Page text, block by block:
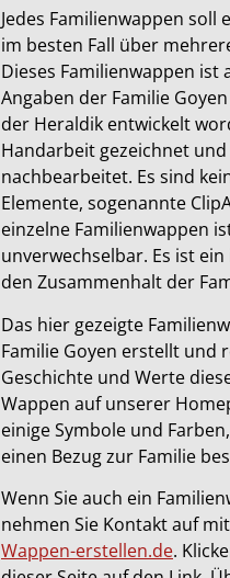
Jedes Familienwappen soll
im besten Fall über
Dieses Familienwappen
Angaben der Familie
der Heraldik entwickelt
Handarbeit gezeichnet
nachbearbeitet. Es sind
Elemente, sogenannte
einzelne Familienwappen
unverwechselbar. Es ist
den Zusammenhalt der
Das hier gezeigte
Familie Goyen erstellt und
Geschichte und Werte
Wappen auf unserer
einige Symbole und
einen Bezug zur Familie
Wenn Sie auch ein
nehmen Sie Kontakt auf
Wappen-erstellen.de.